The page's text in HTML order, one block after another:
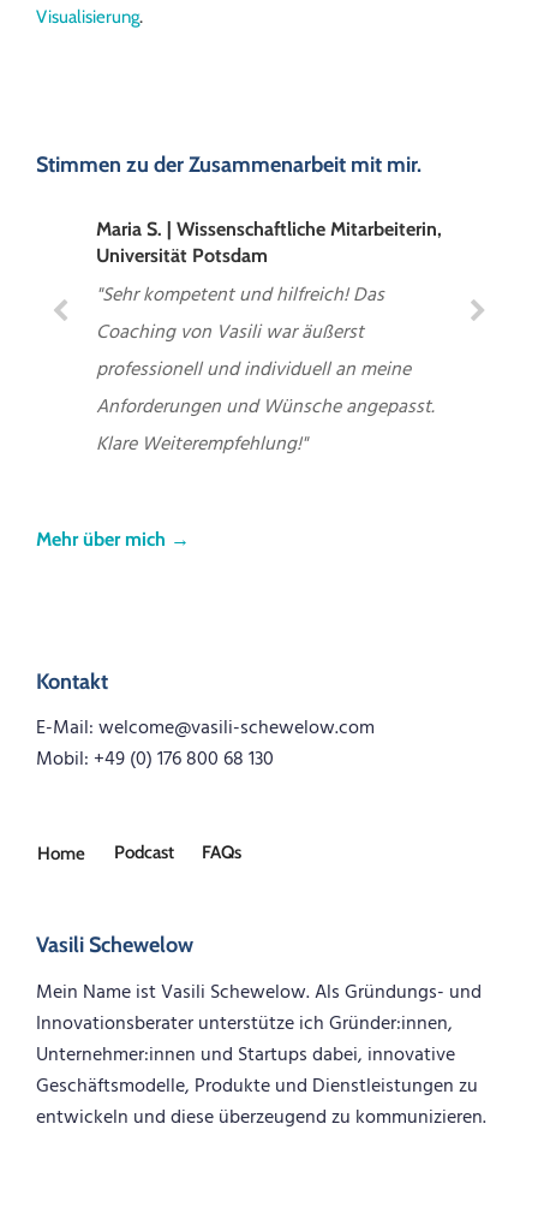
Visualisierung.
Stimmen zu der Zusammenarbeit mit mir.
Maria S. | Wissenschaftliche Mitarbeiterin,
Universität Potsdam
"Sehr kompetent und hilfreich! Das
Coaching von Vasili war äußerst
professionell und individuell an meine
Anforderungen und Wünsche angepasst.
Klare Weiterempfehlung!"
Mehr über mich →
Kontakt
E-Mail: welcome@vasili-schewelow.com
Mobil: +49 (0) 176 800 68 130
Home Podcast FAQs
Vasili Schewelow
Mein Name ist Vasili Schewelow. Als Gründungs- und
Innovationsberater unterstütze ich Gründer:innen,
Unternehmer:innen und Startups dabei, innovative
Geschäftsmodelle, Produkte und Dienstleistungen zu
entwickeln und diese überzeugend zu kommunizieren.